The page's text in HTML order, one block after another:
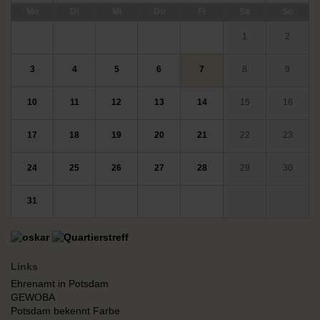
1 2
3 4 5 6 7 8 9
10 11 12 13 14 15 16
17 18 19 20 21 22 23
24 25 26 27 28 29 30
31
Links
Ehrenamt in Potsdam
GEWOBA
Potsdam bekennt Farbe